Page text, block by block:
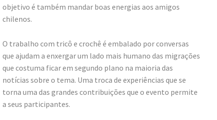
objetivo é também mandar boas energias aos amigos
chilenos.
O trabalho com tricô e crochê é embalado por conversas
que ajudam a enxergar um lado mais humano das migrações
que costuma ficar em segundo plano na maioria das
notícias sobre o tema. Uma troca de experiências que se
torna uma das grandes contribuições que o evento permite
a seus participantes.